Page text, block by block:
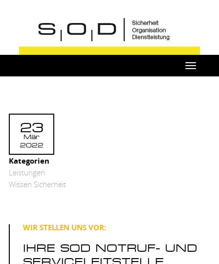
Toggle
23
Mär
2022
Kategorien
Leistungen
Wissen Sicherheit
WIR STELLEN UNS VOR:
IHRE SOD NOTRUF- UND